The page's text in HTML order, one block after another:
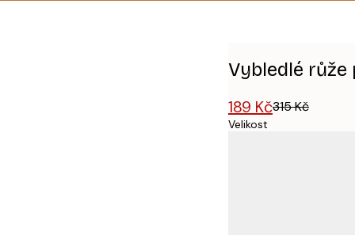
Vybledlé růže
189 Kč315 Kč
Velikost